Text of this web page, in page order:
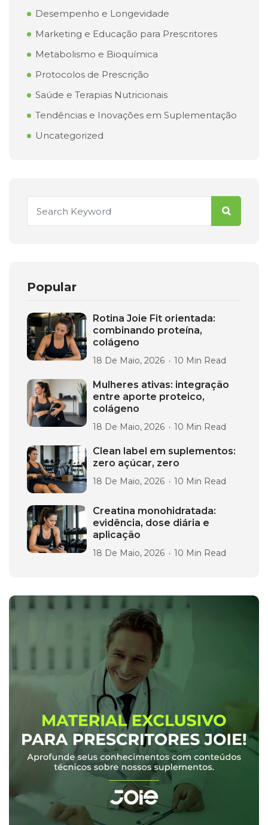
Desempenho e Longevidade
Marketing e Educação para Prescritores
Metabolismo e Bioquímica
Protocolos de Prescrição
Saúde e Terapias Nutricionais
Tendências e Inovações em Suplementação
Uncategorized
Popular
Rotina Joie Fit orientada:
combinando proteína,
colágeno
18 De Maio, 2026 10 Min Read
Mulheres ativas: integração
entre aporte proteico,
colágeno
18 De Maio, 2026 10 Min Read
Clean label em suplementos:
zero açúcar, zero
18 De Maio, 2026 10 Min Read
Creatina monohidratada:
evidência, dose diária e
aplicação
18 De Maio, 2026 10 Min Read